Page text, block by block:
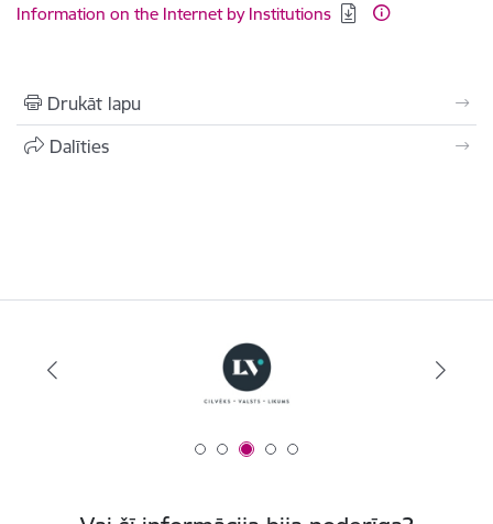
Information on the Internet by Institutions
Drukāt lapu
Dalīties